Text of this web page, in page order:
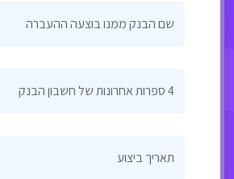
שם הבנק ממנו בוצעה ההעברה
4 ספרות אחרונות של חשבון הבנק
תאריך ביצוע